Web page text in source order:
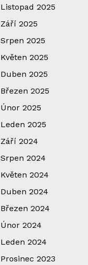
Listopad 2025
Září 2025
Srpen 2025
Květen 2025
Duben 2025
Březen 2025
Únor 2025
Leden 2025
Září 2024
Srpen 2024
Květen 2024
Duben 2024
Březen 2024
Únor 2024
Leden 2024
Prosinec 2023